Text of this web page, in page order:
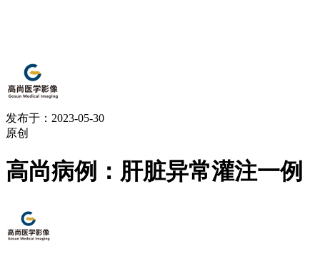
发布于：2023-05-30
原创
高尚病例：肝脏异常灌注一例